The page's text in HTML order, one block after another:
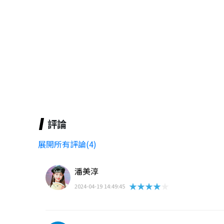
評論
展開所有評論(4)
潘美淳
2024-04-19 14:49:45 ★★★★★